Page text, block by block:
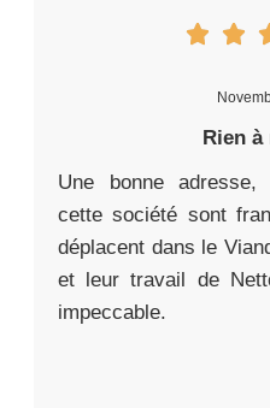
Rien à
Une bonne adresse,
cette société sont
déplacent dans le
et leur travail de
impeccable.